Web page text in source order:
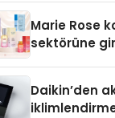
Aldı
Marie Rose
sektörüne
Daikin’den